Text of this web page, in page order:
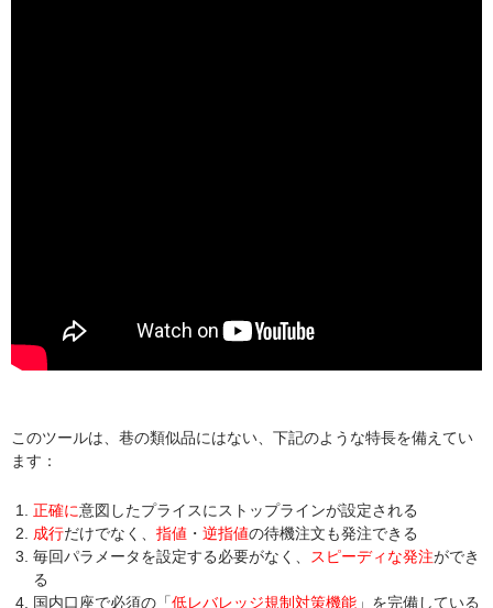
このツールは、巷の類似品にはない、下記のような特長を備えてい
ます：
正確に意図したプライスにストップラインが設定される
成行だけでなく、 指値 ・ 逆指値の待機注文も発注できる
毎回パラメータを設定する必要がなく、
スピーディな発注ができ
る
国内口座で必須の「低レバレッジ規制対策機能 」を完備している